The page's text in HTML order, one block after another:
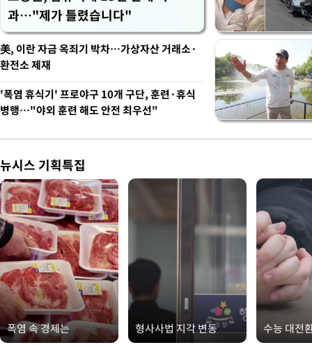
과…"제가 틀렸습니다"
美, 이란 자금 옥죄기 박차…가상자산 거래소·
환전소 제재
'폭염 휴식기' 프로야구 10개 구단, 훈련·휴식
병행…"야외 훈련 해도 안전 최우선"
뉴시스 기획특집
폭염 속 경제는 형사사법 지각 변동 수능 대전